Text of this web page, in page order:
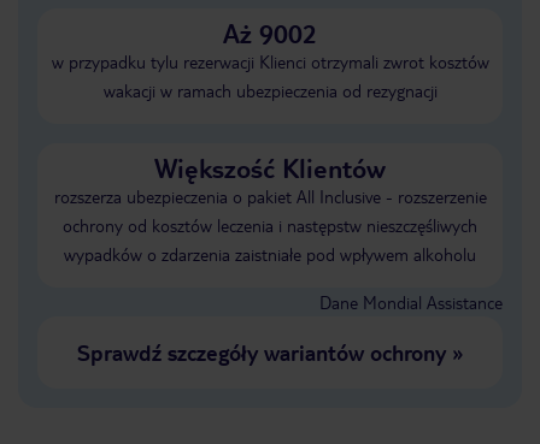
Aż 9002
w przypadku tylu rezerwacji Klienci otrzymali zwrot kosztów
wakacji w ramach ubezpieczenia od rezygnacji
Większość Klientów
rozszerza ubezpieczenia o pakiet All Inclusive - rozszerzenie
ochrony od kosztów leczenia i następstw nieszczęśliwych
wypadków o zdarzenia zaistniałe pod wpływem alkoholu
Dane Mondial Assistance
Sprawdź szczegóły wariantów ochrony»